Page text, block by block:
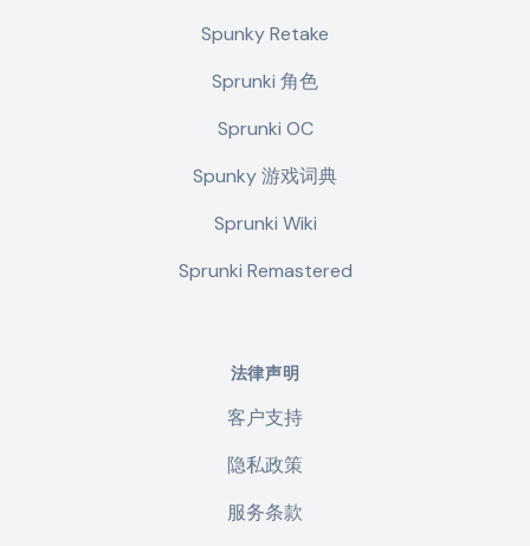
Spunky Retake
Sprunki 角色
Sprunki OC
Spunky 游戏词典
Sprunki Wiki
Sprunki Remastered
法律声明
客户支持
隐私政策
服务条款